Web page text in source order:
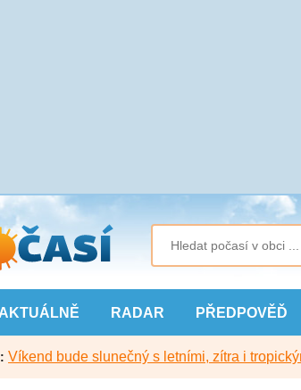
AKTUÁLNĚ RADAR PŘEDPOVĚĎ
Víkend bude slunečný s letními, zítra i